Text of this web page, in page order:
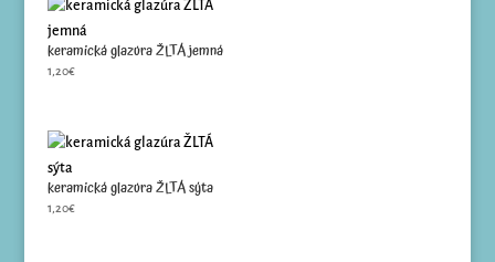
keramická glazúra ŽLTÁ jemná
1,20€
keramická glazúra ŽLTÁ sýta
1,20€